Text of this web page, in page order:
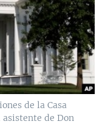
de la Casa
de Don